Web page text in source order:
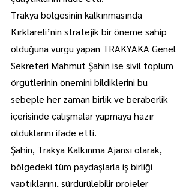
Trakya bölgesinin kalkınmasında
Kırklareli’nin stratejik bir öneme sahip
olduğuna vurgu yapan TRAKYAKA Genel
Sekreteri Mahmut Şahin ise sivil toplum
örgütlerinin önemini bildiklerini bu
sebeple her zaman birlik ve beraberlik
içerisinde çalışmalar yapmaya hazır
olduklarını ifade etti.
Şahin, Trakya Kalkınma Ajansı olarak,
bölgedeki tüm paydaşlarla iş birliği
yaptıklarını, sürdürülebilir projeler